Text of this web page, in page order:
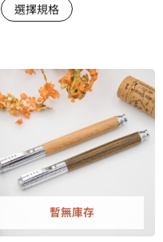
選擇規格
暫無庫存